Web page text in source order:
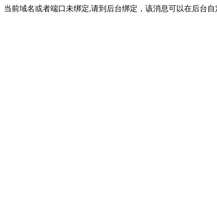
当前域名或者端口未绑定,请到后台绑定，该消息可以在后台自